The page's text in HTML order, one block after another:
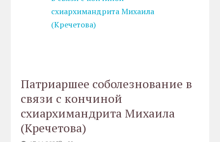
Патриаршее соболезнование в
связи с кончиной
схиархимандрита Михаила
(Кречетова)